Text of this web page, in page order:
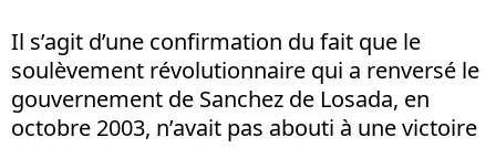
Il s’agit d’une confirmation du fait que le
soulèvement révolutionnaire qui a renversé le
gouvernement de Sanchez de Losada, en
octobre 2003, n’avait pas abouti à une victoire